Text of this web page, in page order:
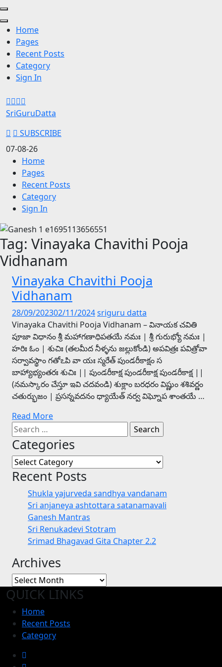
Home
Pages
Recent Posts
Category
Sign In
Skip
to
content
(Press
Enter)
SriGuruDatta
SUBSCRIBE
07-08-26
Home
Pages
Recent Posts
Category
Sign In
Tag: Vinayaka Chavithi Pooja
Vidhanam
Vinayaka Chavithi Pooja
Vidhanam
28/09/202302/11/2024sriguru datta
Vinayaka Chavithi Pooja Vidhanam – వినాయక చవితి
పూజా విధానం శ్రీ మహాగణాధిపతయే నమః | శ్రీ గురుభ్యో నమః |
హరిః ఓం | శుచిః (తలమీద నీళ్ళను జల్లుకోండి) అపవిత్రః పవిత్రోవా
సర్వావస్థాం గతోఽపి వా యః స్మరేత్ పుండరీకాక్షం స
బాహ్యాభ్యంతరః శుచిః || పుండరీకాక్ష పుండరీకాక్ష పుండరీకాక్ష ||
(నమస్కారం చేస్తూ ఇవి చదవండి) శుక్లాం బరధరం విష్ణుం శశివర్ణం
చతుర్భుజం | ప్రసన్నవదనం ధ్యాయేత్ నర్వ విఘ్నోప శాంతయే …
Read More
Search
for:
Categories
Categories
Recent Posts
Shukla yajurveda sandhya vandanam
Sri anjaneya ashtottara satanamavali
Ganesh Mantras
Sri Renukadevi Stotram
Srimad Bhagavad Gita Chapter 2.2
Archives
Archives
QUICK LINKS
Home
Recent Posts
Category